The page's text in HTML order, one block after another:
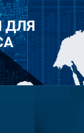
ДЛЯ